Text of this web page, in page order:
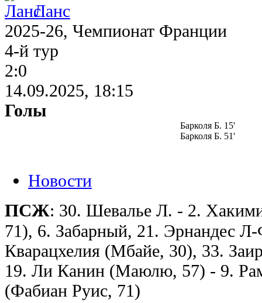
Ланс
2025-26, Чемпионат Франции
4-й тур
2:0
14.09.2025, 18:15
Голы
Барколя Б. 15'
Барколя Б. 51'
Новости
ПСЖ: 30. Шевалье Л. - 2.
71), 6. Забарный, 21. Эрнандес
Кварацхелия (Мбайе, 30), 33.
19. Ли Канин (Маюлю, 57) - 9.
(Фабиан Руис, 71)